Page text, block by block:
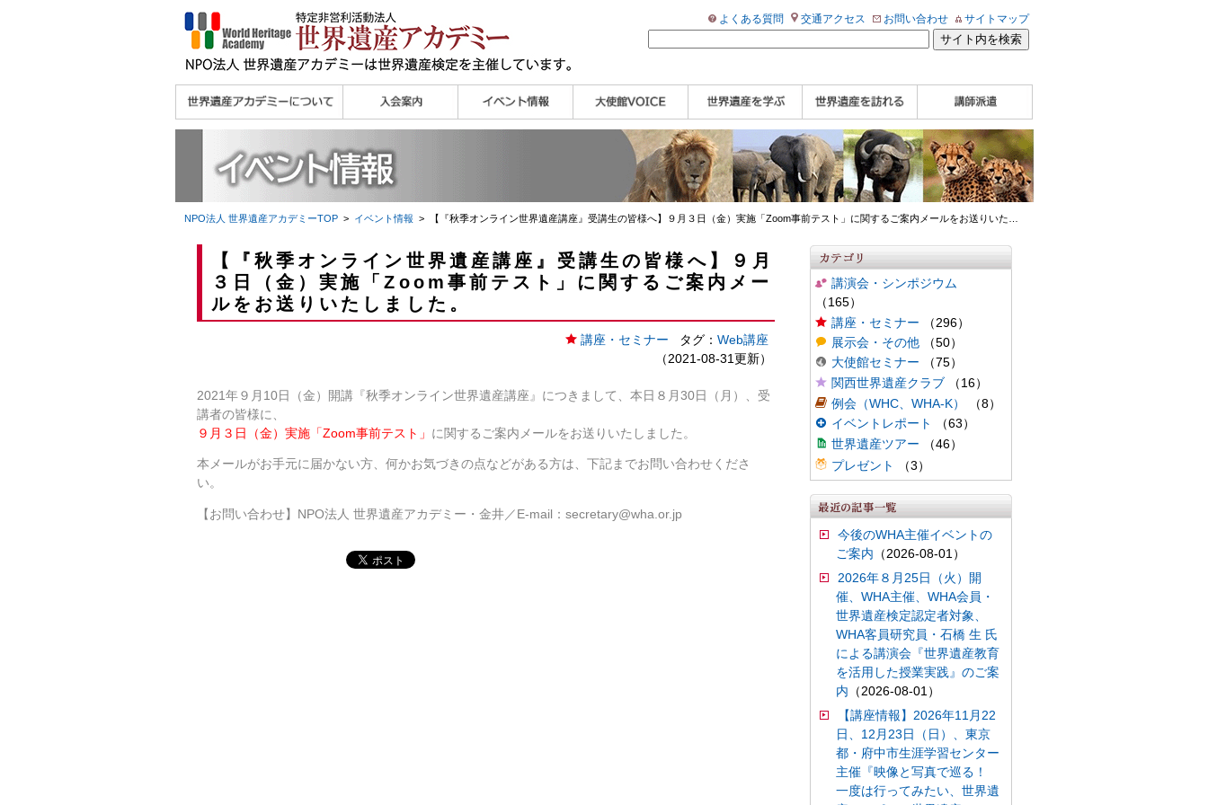
よくある質問 交通アクセス お問い合わせ サイトマップ
理念
メッセージ
主な活動内容
沿革
組織図・役員
研究員紹介 >>
宮澤 光 MIYAZAWA, Hikaru
研究員によるメディ
ア協力など
法人会員・協賛団体
メディア協力／プレ
個人会員
法人会員
会報誌サンプル
会員限定ページ 講演会
大使館セミナー
展示会
講座・セミナー
ツアー情報
イベントレポート 研究員ブログ
マイスターのささや
き
WHAフォトギャラリ
ー
世界遺産応援ブログ
世界遺産検定公式
HP
学習アシスト動画
世界遺産ナビ
【pamon】
WHA認定講師について
WHA認定講師 紹介
動画
WHA認定講師 紹介
記事（会報誌）
自治体・民間団体関
係者の方へ
企業関係者の方へ
学校・教育関係者の
方へ
NPO法人 世界遺産アカデミーTOP> イベント情報 > 【『秋季オンライン世界遺産講座』受講生の皆様へ】９月３日（金）実施「Zoom事前テスト」に関するご案内メールをお送りいた
【『秋季オンライン世界遺産講座』受講生の皆様へ】９月
３日（金）実施「Zoom事前テスト」に関するご案内メー
ルをお送りいたしました。
講座・セミナー タグ： Web講座
（2021-08-31更新）
2021年９月10日（金）開講『秋季オンライン世界遺産講座 』につきまして、 本日８月30日（月）、受
講者の皆様に、
９月３日（金）実施「Zoom事前テスト」 に関するご案内メールをお送りいたしました。
本メールがお手元に届かない方、何かお気づきの点などがある方は、下記までお問い合わせくださ
い。
【お問い合わせ】NPO法人 世界遺産アカデミー・金井／E-mail：secretary@wha.or.jp
講演会・シンポジウム
（165）
講座・セミナー （296）
展示会・その他（50）
大使館セミナー （75）
関西世界遺産クラブ（16）
例会（WHC、WHA-K）
（8）
イベントレポート
（63）
世界遺産ツアー （46）
プレゼント
（3）
今後のWHA主催イベントの
ご案内 （2026-08-01）
2026年８月25日（火）開
催、WHA主催、WHA会員・
世界遺産検定認定者対象、
WHA客員研究員・石橋 生 氏
による講演会『世界遺産教育
を活用した授業実践』のご案
内 （2026-08-01）
【講座情報】2026年11月22
日、12月23日（日）、東京
都・府中市生涯学習センター
主催『映像と写真で巡る！
一度は行ってみたい、世界遺